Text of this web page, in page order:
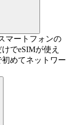
マートフォンの
でeSIMが使え
めてネットワー